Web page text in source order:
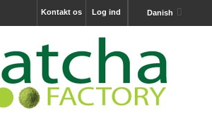
Danish
Log ind
Kontakt os